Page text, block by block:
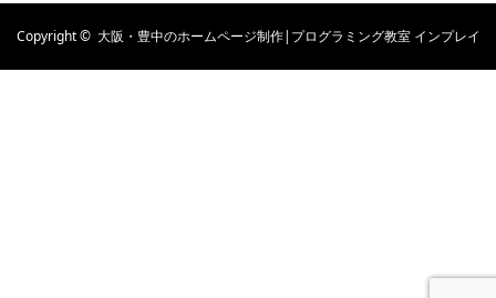
Copyright © 大阪・豊中のホームページ制作|プログラミング教室 インプレイ